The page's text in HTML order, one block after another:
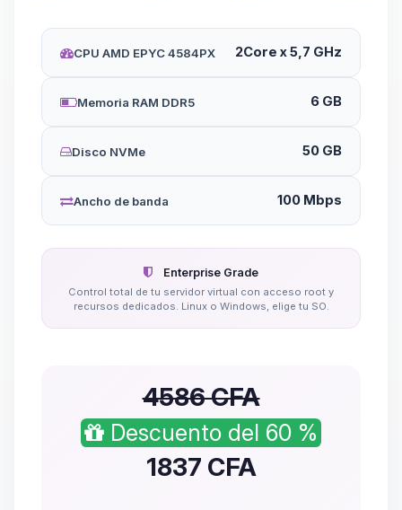
CPU AMD EPYC 4584PX 2Core x 5,7 GHz
Memoria RAM DDR5 6 GB
Disco NVMe 50 GB
Ancho de banda 100 Mbps
Enterprise Grade
Control total de tu servidor virtual con acceso root y
recursos dedicados. Linux o Windows, elige tu SO.
4586 CFA
Descuento del 60 %
1837 CFA